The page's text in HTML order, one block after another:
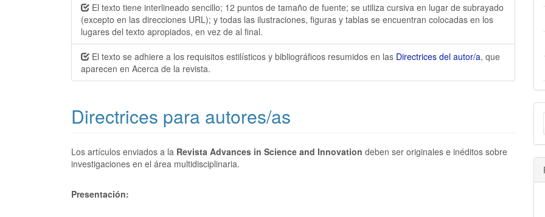
El texto tiene interlineado sencillo; 12 puntos de tamaño de fuente; se utiliza cursiva en lugar de subrayado
(excepto en las direcciones URL); y todas las ilustraciones, figuras y tablas se encuentran colocadas en los
lugares del texto apropiados, en vez de al final.
El texto se adhiere a los requisitos estilísticos y bibliográficos resumidos en las Directrices del autor/a, que
aparecen en Acerca de la revista.
Directrices para autores/as
Los artículos enviados a la Revista Advances in Science and Innovation deben ser originales e inéditos sobre
investigaciones en el área multidisciplinaria.
Presentación: